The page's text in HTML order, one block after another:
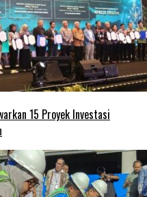
15 Proyek Investasi